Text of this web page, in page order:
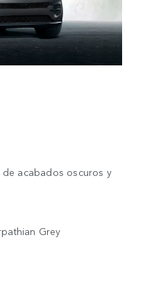
acabados oscuros y
Grey